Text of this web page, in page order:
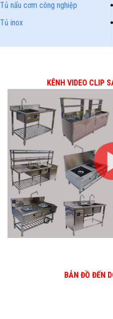
Tủ nấu cơm công nghiệp
Tủ inox
KÊNH VIDEO CLIP
BẢN ĐỒ ĐẾN